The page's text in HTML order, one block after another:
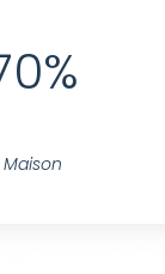
Maison